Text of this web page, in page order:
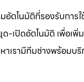
ตโนมัติที่รองรับการ
ปิดอัตโนมัติ เพื่อเ
รามีทีมช่างพร้อมบ